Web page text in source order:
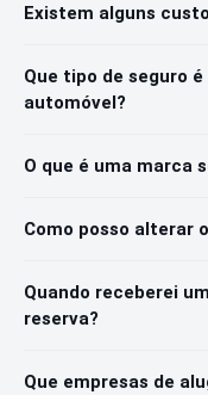
Existem alguns
Que tipo de seguro
automóvel?
O que é uma marca
Como posso alterar
Quando receberei
reserva?
Que empresas de